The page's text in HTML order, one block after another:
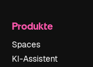
Produkte
Spaces
KI-Assistent